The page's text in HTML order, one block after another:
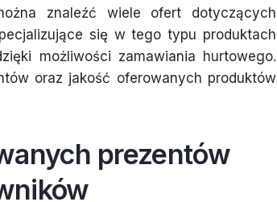
znaleźć wiele ofert dotyczących
się w tego typu produktach
możliwości zamawiania hurtowego.
oraz jakość oferowanych produktów
prezentów